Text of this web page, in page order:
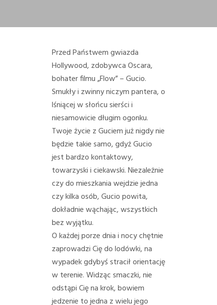
PRZYJACIELE
PORADY/PRAWO
Przed Państwem gwiazda
Hollywood, zdobywca Oscara,
bohater filmu „Flow” – Gucio.
Smukły i zwinny niczym pantera, o
lśniącej w słońcu sierści i
niesamowicie długim ogonku.
Twoje życie z Guciem już nigdy nie
będzie takie samo, gdyż Gucio
jest bardzo kontaktowy,
towarzyski i ciekawski. Niezależnie
czy do mieszkania wejdzie jedna
czy kilka osób, Gucio powita,
dokładnie wąchając, wszystkich
bez wyjątku.
O każdej porze dnia i nocy chętnie
zaprowadzi Cię do lodówki, na
wypadek gdybyś stracił orientację
w terenie. Widząc smaczki, nie
odstąpi Cię na krok, bowiem
jedzenie to jedna z wielu jego